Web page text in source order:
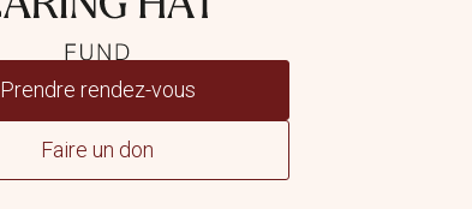
Prendre rendez-vous
Faire un don